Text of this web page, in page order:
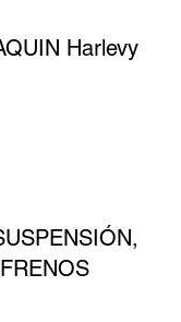
Harlevy